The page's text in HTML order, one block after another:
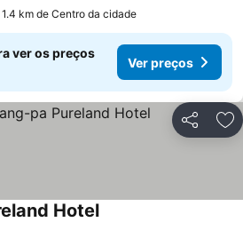
1.4 km de Centro da cidade
ver os preços
Ver preços
Partilhar
Hotel